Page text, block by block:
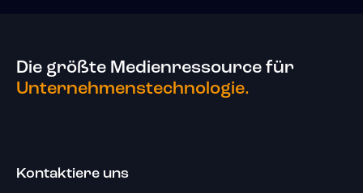
Die größte Medienressource für
Unternehmenstechnologie.
Kontaktiere uns